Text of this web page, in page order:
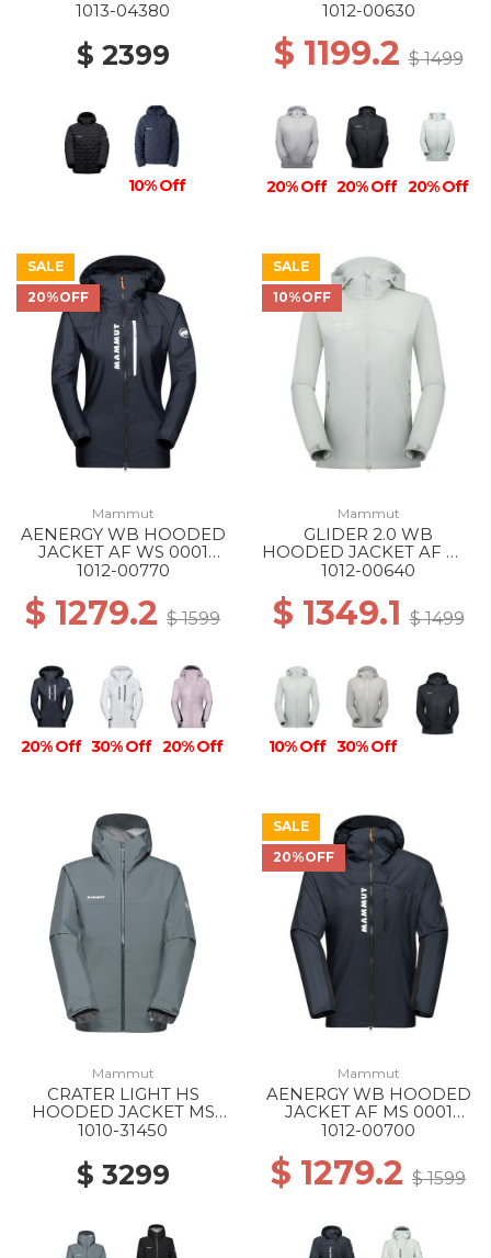
BLACK
1013-04380
$ 2399
10% Off
00697 PLATINUM
1012-00630
$ 1199.2$ 1499
20% Off 20% Off 20% Off
SALE
20%OFF
Mammut
AENERGY WB HOODED
JACKET AF WS 0001
BLACK
1012-00770
$ 1279.2 $ 1599
20% Off 30% Off 20% Off
SALE
10%OFF
Mammut
GLIDER 2.0 WB
HOODED JACKET AF WS
1288 SILVER SAGE
1012-00640
$ 1349.1$ 1499
10% Off 30% Off
Mammut
CRATER LIGHT HS
HOODED JACKET MS
00789 STRATA
1010-31450
$ 3299
SALE
20%OFF
Mammut
AENERGY WB HOODED
JACKET AF MS 0001
BLACK
1012-00700
$ 1279.2 $ 1599